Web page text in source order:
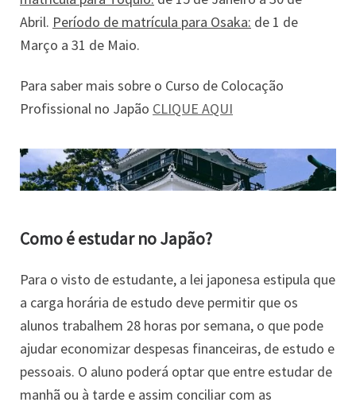
Abril. Período de matrícula para Osaka: de 1 de
Março a 31 de Maio.
Para saber mais sobre o Curso de Colocação
Profissional no Japão CLIQUE AQUI
Como é estudar no Japão?
Para o visto de estudante, a lei japonesa estipula que
a carga horária de estudo deve permitir que os
alunos trabalhem 28 horas por semana, o que pode
ajudar economizar despesas financeiras, de estudo e
pessoais. O aluno poderá optar que entre estudar de
manhã ou à tarde e assim conciliar com as